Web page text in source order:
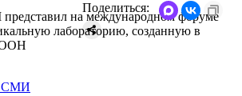
на международном форуме
лабораторию, созданную в
ООН
Поделиться:
СМИ